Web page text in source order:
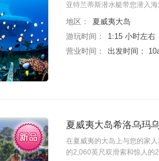
亚特兰蒂斯潜水艇带您潜入
地区：
夏威夷大岛
游玩时间：
1:15 小时左右
营业时间：
出发时间：
夏威夷大岛希洛乌玛
在夏威夷的大岛上与您的家
的2,060英尺双滑索和惊人